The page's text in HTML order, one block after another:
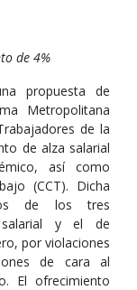
de 4%
propuesta de
Metropolitana
de la
de alza salarial
así como
(CCT). Dicha
de los tres
salarial y el de
por violaciones
de cara al
El ofrecimiento